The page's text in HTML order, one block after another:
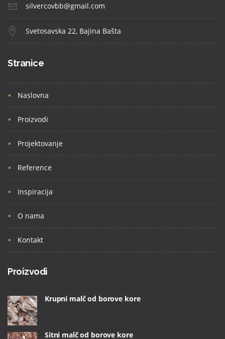
silvercovbb@gmail.com
Svetosavska 22, Bajina Bašta
Stranice
Naslovna
Proizvodi
Projektovanje
Reference
Inspiracija
O nama
Kontakt
Proizvodi
Krupni malč od borove kore
Sitni malč od borove kore